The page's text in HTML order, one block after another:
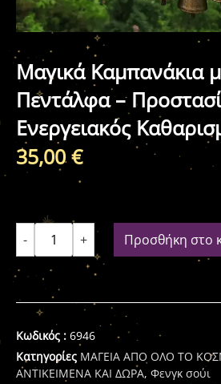
Μαγικά Καμπανάκια
Πεντάλφα –
Ενεργειακός
35,00€
- + Προσθήκη στο
Κωδικός : 6946
Κατηγορίες ΜΑΓΕΙΑ ΑΠΟ ΟΛΟ ΤΟ
ΑΝΤΙΚΕΙΜΕΝΑ ΚΑΙ ΔΩΡΑ, Φενγκ σούι